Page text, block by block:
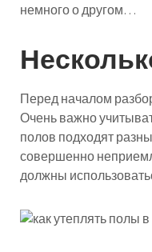
немного о другом…
Перед началом
Очень важно
полов подходят
совершенно
должны